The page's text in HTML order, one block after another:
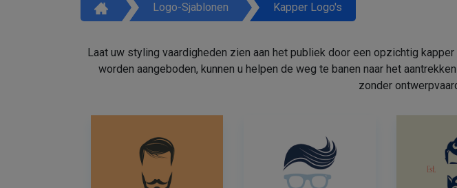
Logo-Sjablonen Kapper Logo's
Laat uw styling vaardigheden zien aan het publiek door een opzichtig
worden aangeboden, kunnen u helpen de weg te banen naar het
zonder